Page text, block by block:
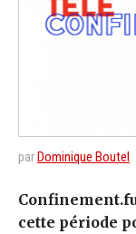
parDominique Boutel
cette période